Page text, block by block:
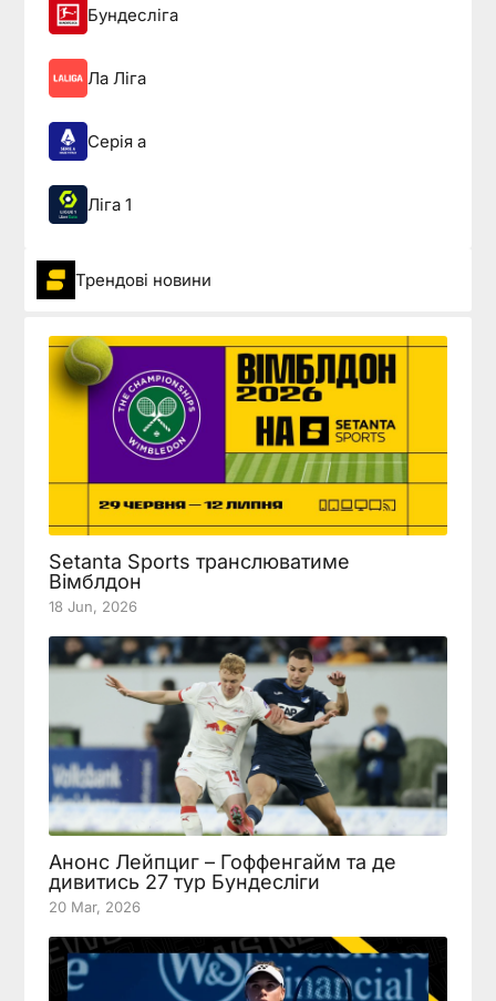
Бундесліга
Ла Ліга
Серія а
Ліга 1
Трендові новини
Setanta Sports транслюватиме
Вімблдон
18 Jun, 2026
Анонс Лейпциг – Гоффенгайм та де
дивитись 27 тур Бундесліги
20 Mar, 2026